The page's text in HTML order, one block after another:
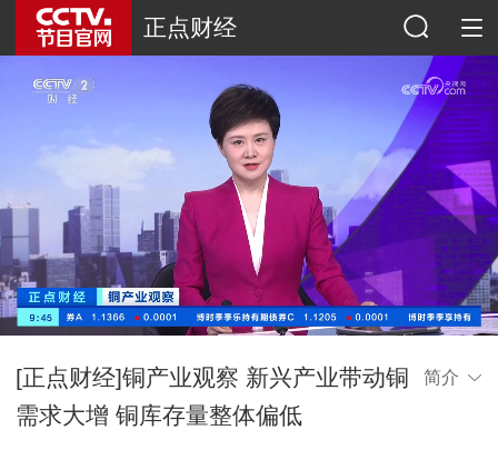
正点财经
[正点财经]铜产业观察 新兴产业带动铜
需求大增 铜库存量整体偏低
简介